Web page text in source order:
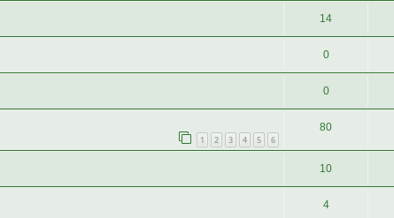
14
0
0
1 2 3 4 5 6
80
10
4